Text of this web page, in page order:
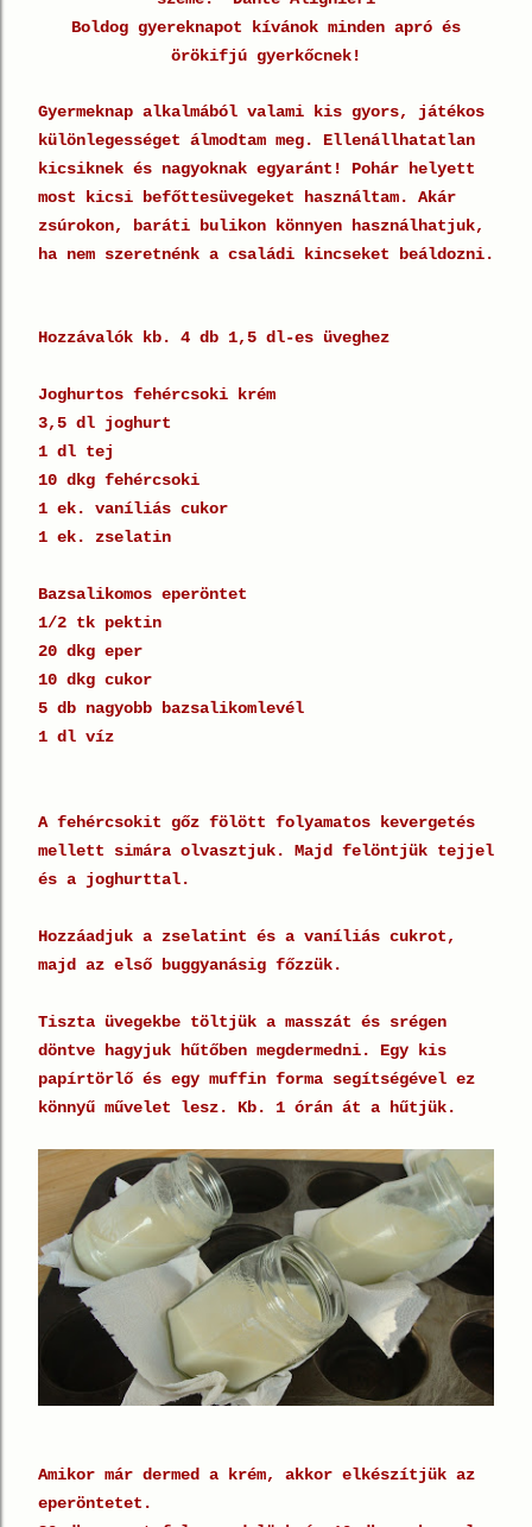
Boldog gyereknapot kívánok minden apró és
örökifjú gyerkőcnek!
Gyermeknap alkalmából valami kis gyors, játékos
különlegességet álmodtam meg. Ellenállhatatlan
kicsiknek és nagyoknak egyaránt! Pohár helyett
most kicsi befőttesüvegeket használtam. Akár
zsúrokon, baráti bulikon könnyen használhatjuk,
ha nem szeretnénk a családi kincseket beáldozni.
Hozzávalók kb. 4 db 1,5 dl-es üveghez
Joghurtos fehércsoki krém
3,5 dl joghurt
1 dl tej
10 dkg fehércsoki
1 ek. vaníliás cukor
1 ek. zselatin
Bazsalikomos eperöntet
1/2 tk pektin
20 dkg eper
10 dkg cukor
5 db nagyobb bazsalikomlevél
1 dl víz
A fehércsokit gőz fölött folyamatos kevergetés
mellett simára olvasztjuk. Majd felöntjük tejjel
és a joghurttal.
Hozzáadjuk a zselatint és a vaníliás cukrot,
majd az első buggyanásig főzzük.
Tiszta üvegekbe töltjük a masszát és srégen
döntve hagyjuk hűtőben megdermedni. Egy kis
papírtörlő és egy muffin forma segítségével ez
könnyű művelet lesz. Kb. 1 órán át a hűtjük.
Amikor már dermed a krém, akkor elkészítjük az
eperöntetet.